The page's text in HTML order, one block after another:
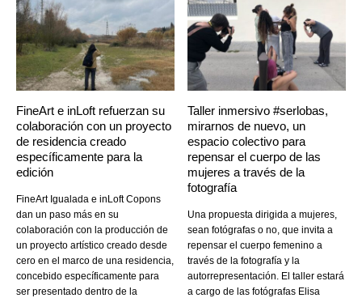
FineArt e inLoft refuerzan su
colaboración con un proyecto
de residencia creado
específicamente para la
edición
FineArt Igualada e inLoft Copons
dan un paso más en su
colaboración con la producción de
un proyecto artístico creado desde
cero en el marco de una residencia,
concebido específicamente para
ser presentado dentro de la
Taller inmersivo #serlobas,
mirarnos de nuevo, un
espacio colectivo para
repensar el cuerpo de las
mujeres a través de la
fotografía
Una propuesta dirigida a mujeres,
sean fotógrafas o no, que invita a
repensar el cuerpo femenino a
través de la fotografía y la
autorrepresentación. El taller estará
a cargo de las fotógrafas Elisa